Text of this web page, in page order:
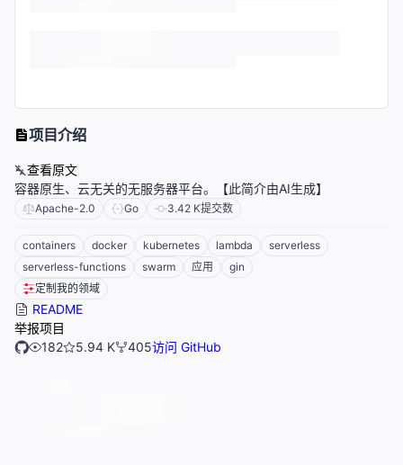
项目介绍
查看原文
容器原生、云无关的无服务器平台。【此简介由AI生成】
Apache-2.0 Go 3.42 K提交数
containers docker kubernetes lambda
serverless
serverless-functions
swarm 应用
gin
定制我的领域
README
举报项目
182
5.94 K 405访问 GitHub